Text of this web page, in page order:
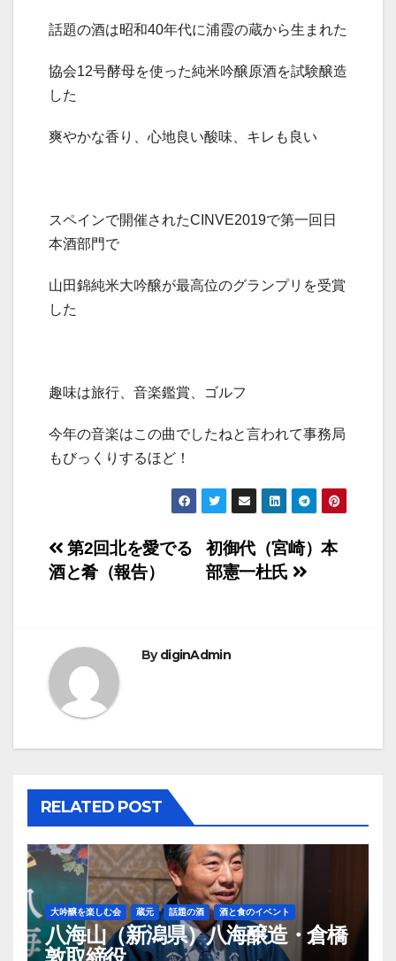
話題の酒は昭和40年代に浦霞の蔵から生まれた
協会12号酵母を使った純米吟醸原酒を試験醸造
した
爽やかな香り、心地良い酸味、キレも良い
スペインで開催されたCINVE2019で第一回日
本酒部門で
山田錦純米大吟醸が最高位のグランプリを受賞
した
趣味は旅行、音楽鑑賞、ゴルフ
今年の音楽はこの曲でしたねと言われて事務局
もびっくりするほど！
投
稿
ビ
ゲ
ョ
ン
初御代（宮崎）本
部憲一杜氏
第2回北を愛でる
酒と肴（報告）
BydiginAdmin
RELATED POST
大吟醸を楽しむ会 蔵元 話題の酒 酒と食のイベント
八海山（新潟県）八海醸造・倉橋